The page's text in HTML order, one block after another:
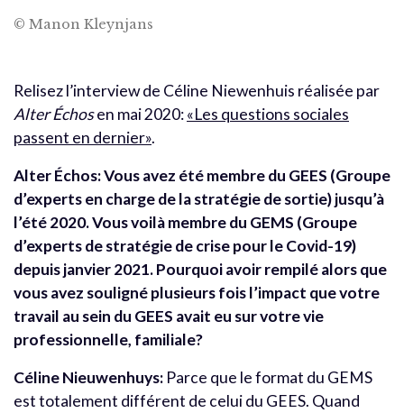
© Manon Kleynjans
Relisez l’interview de Céline Niewenhuis réalisée par
Alter Échosen mai 2020:«Les questions sociales
passent en dernier».
Alter Échos: Vous avez été membre du GEES (Groupe
d’experts en charge de la stratégie de sortie) jusqu’à
l’été 2020. Vous voilà membre du GEMS (Groupe
d’experts de stratégie de crise pour le Covid-19)
depuis janvier 2021. Pourquoi avoir rempilé alors que
vous avez souligné plusieurs fois l’impact que votre
travail au sein du GEES avait eu sur votre vie
professionnelle, familiale?
Céline Nieuwenhuys: Parce que le format du GEMS
est totalement différent de celui du GEES. Quand